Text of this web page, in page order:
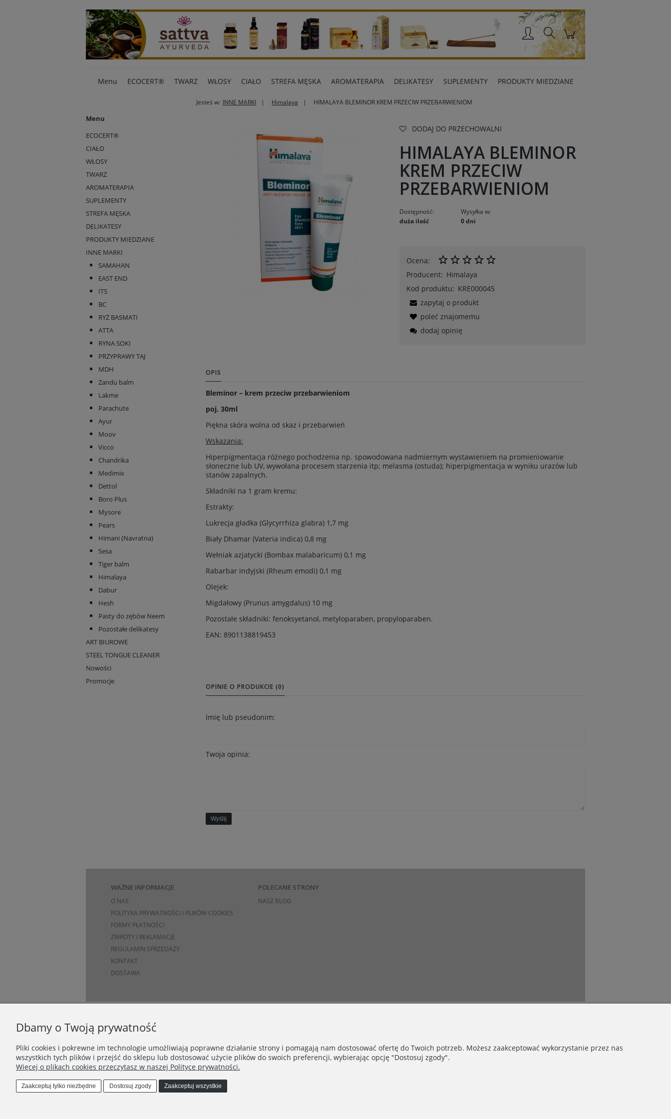
Menu ECOCERT® TWARZ WŁOSY CIAŁO STREFA MĘSKA AROMATERAPIA DELIKATESY SUPLEMENTY PRODUKTY MIEDZIANE
Jesteś w: INNE MARKI Himalaya HIMALAYA BLEMINOR KREM PRZECIW PRZEBARWIENIOM
Menu
ECOCERT®
CIAŁO
WŁOSY
TWARZ
AROMATERAPIA
SUPLEMENTY
STREFA MĘSKA
DELIKATESY
PRODUKTY MIEDZIANE
INNE MARKI
SAMAHAN
EAST END
ITS
BC
RYŻ BASMATI
ATTA
RYNA SOKI
PRZYPRAWY TAJ
MDH
Zandu balm
Lakme
Parachute
Ayur
Moov
Vicco
Chandrika
Medimix
Dettol
Boro Plus
Mysore
Pears
Himani (Navratna)
Sesa
Tiger balm
Himalaya
Dabur
Hesh
Pasty do zębów Neem
Pozostałe delikatesy
ART BIUROWE
STEEL TONGUE CLEANER
Nowości
Promocje
DODAJ DO PRZECHOWALNI
HIMALAYA BLEMINOR
KREM PRZECIW
PRZEBARWIENIOM
Dostępność:
duża ilość
Wysyłka w:
0 dni
Ocena:
Producent: Himalaya
Kod produktu: KRE000045
zapytaj o produkt
poleć znajomemu
dodaj opinię
OPIS
Bleminor – krem przeciw przebarwieniom
poj. 30ml
Piękna skóra wolna od skaz i przebarwień
Wskazania:
Hiperpigmentacja różnego pochodzenia np. spowodowana nadmiernym wystawieniem na promieniowanie
słoneczne lub UV, wywołana procesem starzenia itp; melasma (ostuda); hiperpigmentacja w wyniku urazów lub
stanów zapalnych.
Składniki na 1 gram kremu:
Estrakty:
Lukrecja gładka (Glycyrrhiza glabra) 1,7 mg
Biały Dhamar (Vateria indica) 0,8 mg
Wełniak azjatycki (Bombax malabaricum) 0,1 mg
Rabarbar indyjski (Rheum emodi) 0,1 mg
Olejek:
Migdałowy (Prunus amygdalus) 10 mg
Pozostałe składniki: fenoksyetanol, metyloparaben, propyloparaben.
EAN: 8901138819453
OPINIE O PRODUKCIE (0)
Imię lub pseudonim:
Twoja opinia:
Wyślij
WAŻNE INFORMACJE
O NAS
POLITYKA PRYWATNOŚCI I PLIKÓW COOKIES
FORMY PŁATNOŚCI
ZWROTY I REKLAMACJE
REGULAMIN SPRZEDAŻY
KONTAKT
DOSTAWA
POLECANE STRONY
NASZ BLOG
Dbamy o Twoją prywatność
Pliki cookies i pokrewne im technologie umożliwiają poprawne działanie strony i pomagają nam dostosować ofertę do Twoich potrzeb. Możesz zaakceptować wykorzystanie przez nas
wszystkich tych plików i przejść do sklepu lub dostosować użycie plików do swoich preferencji, wybierając opcję "Dostosuj zgody".
Więcej o plikach cookies przeczytasz w naszej Polityce prywatności.
Zaakceptuj tylko niezbędne Dostosuj zgody Zaakceptuj wszystkie